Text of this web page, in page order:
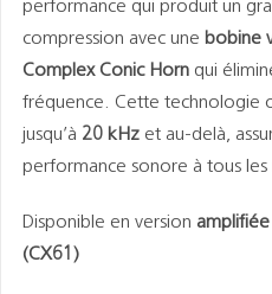
performance qui produit un
compression avec une bobine
Complex Conic Hornqui
fréquence. Cette technologie
jusqu’à 20 kHzet au-delà,
performance sonore à tous les
Disponible en version
(CX61)